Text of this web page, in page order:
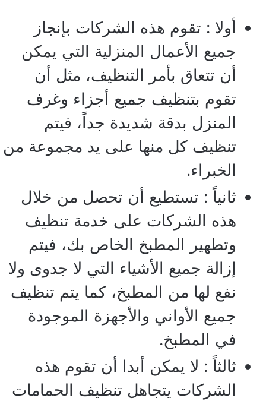
أولا : تقوم هذه الشركات بإنجاز
جميع الأعمال المنزلية التي يمكن
أن تتعاق بأمر التنظيف، مثل أن
تقوم بتنظيف جميع أجزاء وغرف
المنزل بدقة شديدة جداً، فيتم
تنظيف كل منها على يد مجموعة من
الخبراء.
ثانياً : تستطيع أن تحصل من خلال
هذه الشركات على خدمة تنظيف
وتطهير المطبخ الخاص بك، فيتم
إزالة جميع الأشياء التي لا جدوى ولا
نفع لها من المطبخ، كما يتم تنظيف
جميع الأواني والأجهزة الموجودة
في المطبخ.
ثالثاً : لا يمكن أبدا أن تقوم هذه
الشركات يتجاهل تنظيف الحمامات